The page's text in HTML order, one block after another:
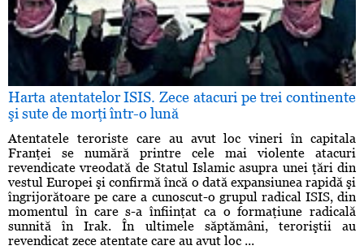
Harta atentatelor ISIS. Zece atacuri pe trei continente
şi sute de morţi într-o lună
Atentatele teroriste care au avut loc vineri în capitala
Franţei se numără printre cele mai violente atacuri
revendicate vreodată de Statul Islamic asupra unei ţări din
vestul Europei şi confirmă încă o dată expansiunea rapidă şi
îngrijorătoare pe care a cunoscut-o grupul radical ISIS, din
momentul în care s-a înfiinţat ca o formaţiune radicală
sunnită în Irak. În ultimele săptămâni, teroriştii au
revendicat zece atentate care au avut loc ...